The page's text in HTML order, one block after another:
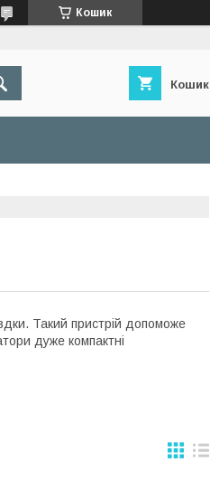
Кошик
Кошик
Такий пристрій допоможе
дуже компактні